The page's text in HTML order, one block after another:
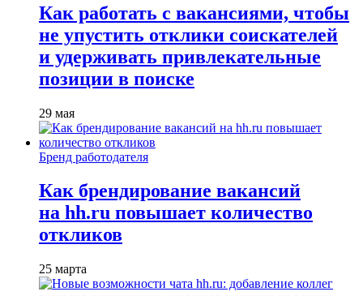
Как работать с вакансиями, чтобы
не упустить отклики соискателей
и удерживать привлекательные
позиции в поиске
29 мая
Бренд работодателя
Как брендирование вакансий
на hh.ru повышает количество
откликов
25 марта